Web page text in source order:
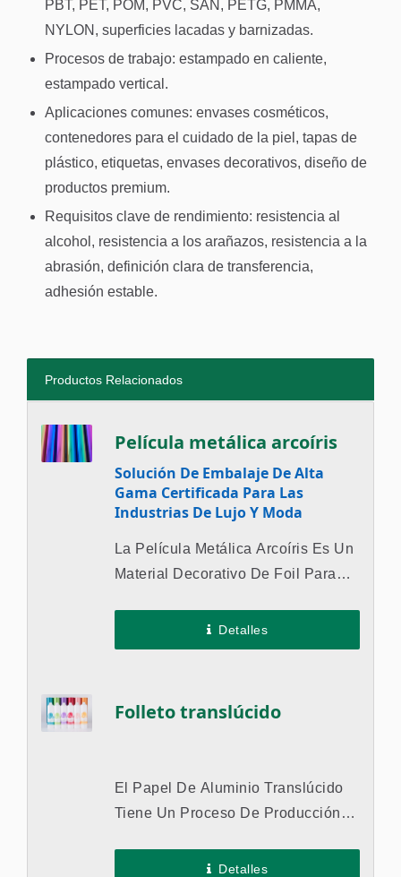
PBT, PET, POM, PVC, SAN, PETG, PMMA,
NYLON, superficies lacadas y barnizadas.
Procesos de trabajo: estampado en caliente,
estampado vertical.
Aplicaciones comunes: envases cosméticos,
contenedores para el cuidado de la piel, tapas de
plástico, etiquetas, envases decorativos, diseño de
productos premium.
Requisitos clave de rendimiento: resistencia al
alcohol, resistencia a los arañazos, resistencia a la
abrasión, definición clara de transferencia,
adhesión estable.
Productos Relacionados
Película metálica arcoíris
Solución De Embalaje De Alta
Gama Certificada Para Las
Industrias De Lujo Y Moda
La Película Metálica Arcoíris Es Un
Material Decorativo De Foil Para
Pasado Rigurosas Certificaciones
Internacionales,...
Detalles
Folleto translúcido
El Papel De Aluminio Translúcido
Tiene Un Proceso De Producción
Estampado En Caliente General, Lo
Detalles